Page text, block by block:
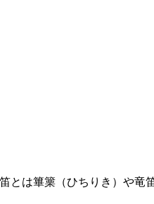
は篳篥（ひちりき）や竜